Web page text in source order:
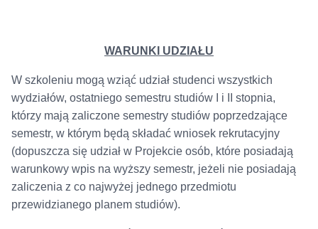
WARUNKI UDZIAŁU
W szkoleniu mogą wziąć udział studenci wszystkich
wydziałów, ostatniego semestru studiów I i II stopnia,
którzy mają zaliczone semestry studiów poprzedzające
semestr, w którym będą składać wniosek rekrutacyjny
(dopuszcza się udział w Projekcie osób, które posiadają
warunkowy wpis na wyższy semestr, jeżeli nie posiadają
zaliczenia z co najwyżej jednego przedmiotu
przewidzianego planem studiów).